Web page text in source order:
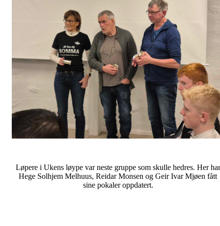
Løpere i Ukens løype var neste gruppe som skulle hedres. Her har
Hege Solhjem Melhuus, Reidar Monsen og Geir Ivar Mjøen fått
sine pokaler oppdatert.